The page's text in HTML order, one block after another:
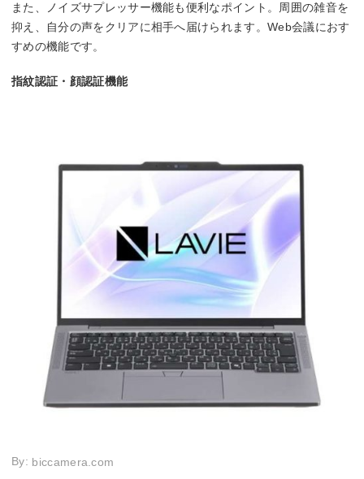
また、ノイズサプレッサー機能も便利なポイント。周囲の雑音を
抑え、自分の声をクリアに相手へ届けられます。Web会議におす
すめの機能です。
指紋認証・顔認証機能
By: biccamera.com